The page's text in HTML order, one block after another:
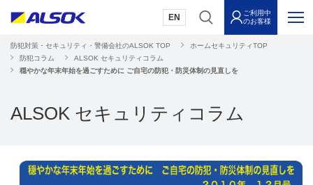
EN
ご利用中
のお客様
防犯対策・セキュリティ・警備会社のALSOK TOP
ホームセキュリティTOP
防犯コラム
ALSOK セキュリティコラム
穏やかな年末年始を過ごすために ご自宅の防犯・防災体制の見直しを
ALSOK セキュリティコラム